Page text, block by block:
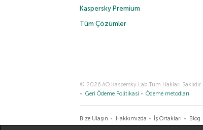
Kaspersky Premium
Tüm Çözümler
© 2026 AO Kaspersky Lab Tüm Hakları Saklıdır.
Geri Ödeme Politikasi
Ödeme metodları
Bize Ulaşın Hakkımızda İş Ortakları Blog